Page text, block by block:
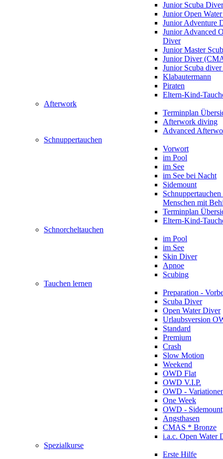
Junior Scuba Diver
Junior Open
Junior Adventure
Junior Advanced
Diver
Junior Master
Junior Diver
Junior Scuba
Klabautermann
Piraten
Eltern-Kind-
Afterwork
Terminplan
Afterwork diving
Advanced
Schnuppertauchen
Vorwort
im Pool
im See
im See bei Nacht
Sidemount
Menschen mit
Terminplan
Eltern-Kind-
Schnorcheltauchen
im Pool
im See
Skin Diver
Apnoe
Scubing
Tauchen lernen
Preparation -
Scuba Diver
Open Water Diver
Urlaubsversion
Standard
Premium
Crash
Slow Motion
Weekend
OWD Flat
OWD V.I.P.
OWD -
One Week
OWD - Sidemount
Angsthasen
CMAS * Bronze
i.a.c. Open Water
Spezialkurse
Erste Hilfe